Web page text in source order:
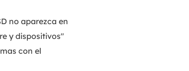
no aparezca en
y dispositivos"
con el